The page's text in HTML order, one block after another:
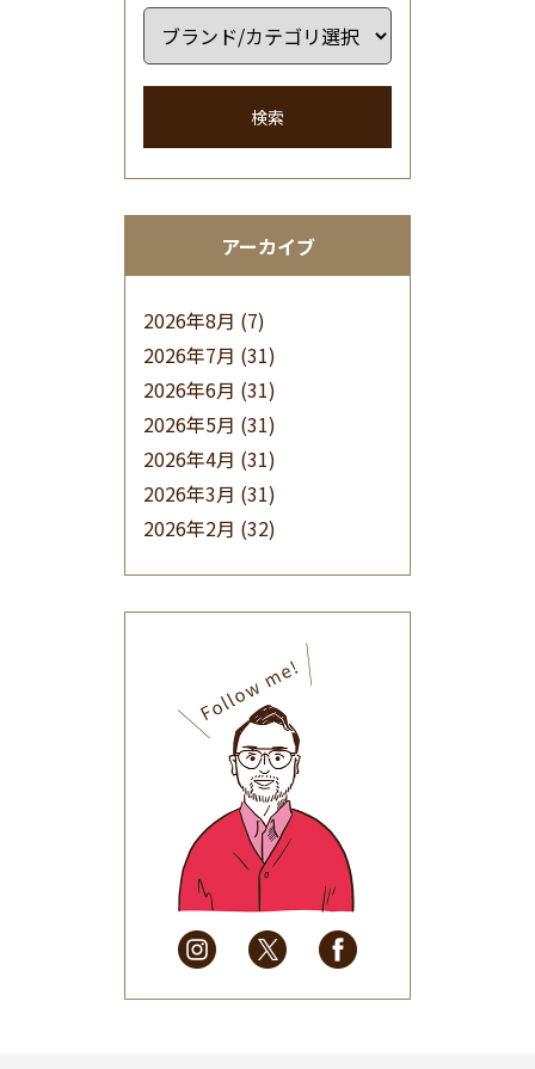
検索
アーカイブ
2026年8月 (7)
2026年7月 (31)
2026年6月 (31)
2026年5月 (31)
2026年4月 (31)
2026年3月 (31)
2026年2月 (32)
(32)
2025年9月(30)
2025年8月(31)
2025年7月(37)
2025年6月(48)
2025年5月
(41)
2025年4月
(32)
2025年3月(31)
2025年2月
(28)
2025年1月
(34)